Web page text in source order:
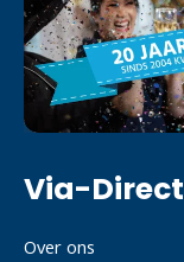
Via-Direct
Over ons